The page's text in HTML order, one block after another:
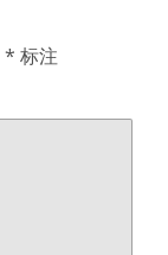
* 标注